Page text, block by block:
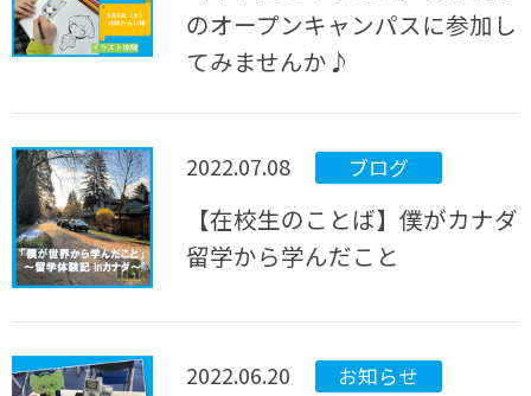
のオープンキャンパスに参加し
てみませんか♪
2022.07.08 ブログ
【在校生のことば】僕がカナダ
留学から学んだこと
2022.06.20 お知らせ